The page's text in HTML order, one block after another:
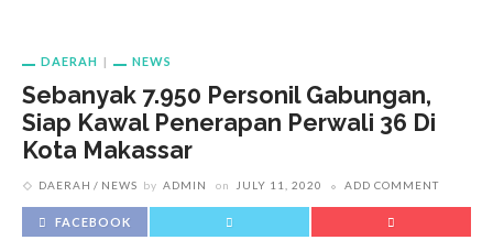
DAERAH NEWS
Sebanyak 7.950 Personil Gabungan,
Siap Kawal Penerapan Perwali 36 Di
Kota Makassar
DAERAH NEWS by ADMIN on JULY 11, 2020 ADD COMMENT
FACEBOOK